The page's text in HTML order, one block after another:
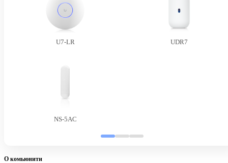
U7-LR UDR7
NS-5AC
О комьюнити